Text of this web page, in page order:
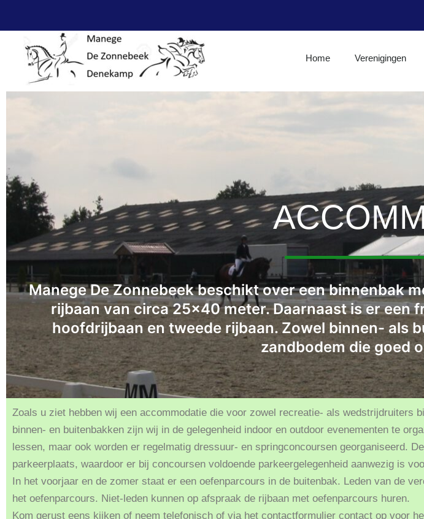
Home Verenigingen
Manege De Zonnebeek beschikt over een binnenbak
rijbaan van circa 25×40 meter. Daarnaast is er een
hoofdrijbaan en tweede rijbaan. Zowel binnen- als
zandbodem die goed
Zoals u ziet hebben wij een accommodatie die voor zowel recreatie- als wedstrijdruiters
binnen- en buitenbakken zijn wij in de gelegenheid indoor en outdoor evenementen te
lessen, maar ook worden er regelmatig dressuur- en springconcoursen georganiseerd.
parkeerplaats, waardoor er bij concoursen voldoende parkeergelegenheid aanwezig is
In het voorjaar en de zomer staat er een oefenparcours in de buitenbak. Leden van de
het oefenparcours. Niet-leden kunnen op afspraak de rijbaan met oefenparcours huren.
Kom gerust eens kijken of neem telefonisch of via het contactformulier contact op voor